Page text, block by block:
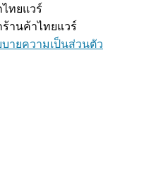
ทยแวร์
านค้าไทยแวร์
บายความเป็นส่วนตัว